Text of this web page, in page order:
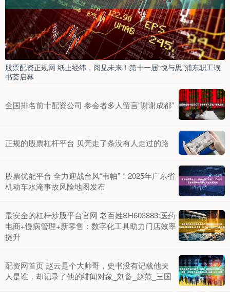
股票配资正规网 纸上经纬，阅见未来！第十一届“悦与思”浦东职工读
书荟启幕
全国排名前十配资公司 参会者多人留言“谢谢成都”
正规的股票杠杆平台 贝壳走了条没有人走过的路
股票优配平台 全力迎战台风“韦帕”！2025年广东省
机动车水淹事故风险地图发布
最安全的杠杆炒股平台官网 老百姓SH603883:医药
电商+慢病管理+新零售：数字化工具助力门店效率
提升
配资网首页 赵云是个大帅哥，史书没有记载他夫
人是谁，却记录了他的绯闻对象_刘备_赵范_三国